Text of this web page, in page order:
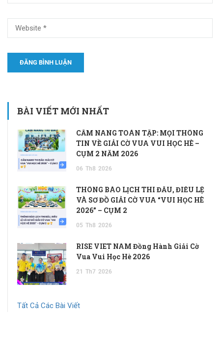
BÀI VIẾT MỚI NHẤT
CẨM NANG TOÀN TẬP: MỌI THÔNG
TIN VỀ GIẢI CỜ VUA VUI HỌC HÈ –
CỤM 2 NĂM 2026
06 Th8 2026
THÔNG BÁO LỊCH THI ĐẤU, ĐIỀU LỆ
VÀ SƠ ĐỒ GIẢI CỜ VUA “VUI HỌC HÈ
2026” – CỤM 2
05 Th8 2026
RISE VIET NAM Đồng Hành Giải Cờ
Vua Vui Học Hè 2026
21 Th7 2026
Tất Cả Các Bài Viết